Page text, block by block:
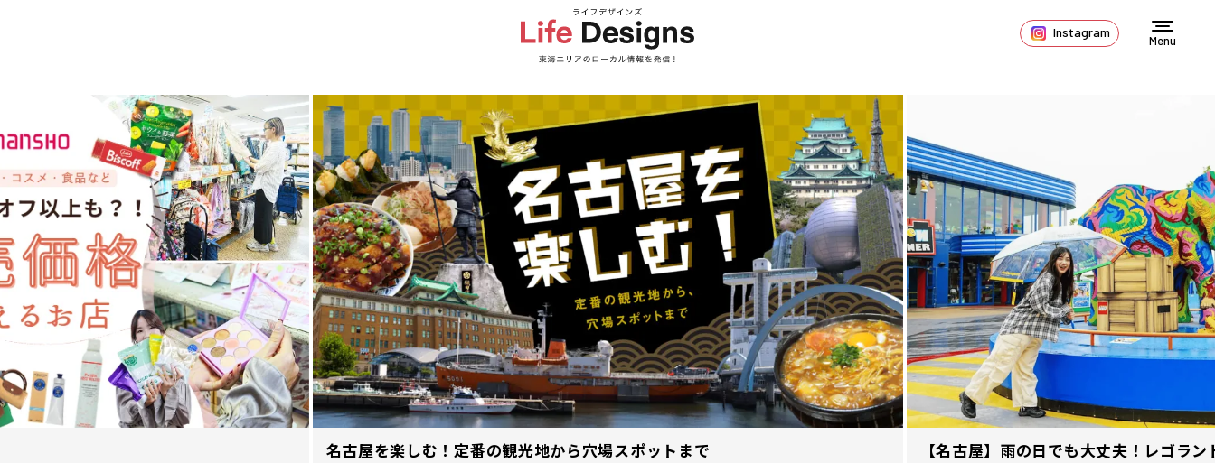
Instagram
Menu
名古屋を楽しむ！定番の観光地から穴場スポットまで 【名古屋】雨の日でも大丈夫！レゴラ